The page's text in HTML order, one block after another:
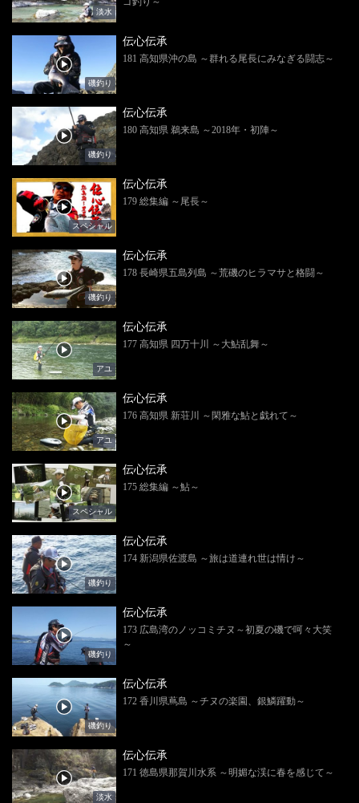
淡水
磯釣り
伝心伝承
181 高知県沖の島 ～群れる尾長にみなぎる闘志～
磯釣り
伝心伝承
180 高知県 鵜来島 ～2018年・初陣～
スペシャル
伝心伝承
179 総集編 ～尾長～
磯釣り
伝心伝承
178 長崎県五島列島 ～荒磯のヒラマサと格闘～
アユ
伝心伝承
177 高知県 四万十川 ～大鮎乱舞～
アユ
伝心伝承
176 高知県 新荘川 ～閑雅な鮎と戯れて～
スペシャル
伝心伝承
175 総集編 ～鮎～
磯釣り
伝心伝承
174 新潟県佐渡島 ～旅は道連れ世は情け～
磯釣り
伝心伝承
173 広島湾のノッコミチヌ～初夏の磯で呵々大笑
～
磯釣り
伝心伝承
172 香川県蔦島 ～チヌの楽園、銀鱗躍動～
淡水
伝心伝承
171 徳島県那賀川水系 ～明媚な渓に春を感じて～